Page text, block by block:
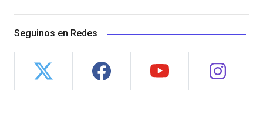
Seguinos en Redes